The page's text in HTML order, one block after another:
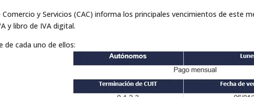
y Servicios (CAC) informa los principales vencimientos de este
y libro de IVA digital.
de cada uno de ellos: